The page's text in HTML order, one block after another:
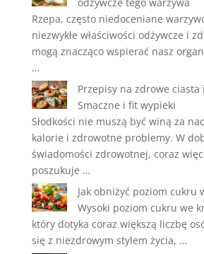
Rzepa, często niedoceniane
niezwykłe właściwości odżywcze i
mogą znacząco wspierać nasz
…
Przepisy na zdrowe ciasta
Smaczne i fit wypieki
Słodkości nie muszą być winą za
kalorie i zdrowotne problemy. W
świadomości zdrowotnej, coraz
poszukuje …
Jak obniżyć poziom cukru
Wysoki poziom cukru we
który dotyka coraz większą liczbę
się z niezdrowym stylem życia, …